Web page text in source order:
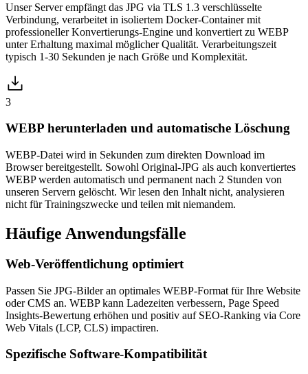
Unser Server empfängt das JPG via TLS 1.3 verschlüsselte
Verbindung, verarbeitet in isoliertem Docker-Container mit
professioneller Konvertierungs-Engine und konvertiert zu WEBP
unter Erhaltung maximal möglicher Qualität. Verarbeitungszeit
typisch 1-30 Sekunden je nach Größe und Komplexität.
3
WEBP herunterladen und automatische Löschung
WEBP-Datei wird in Sekunden zum direkten Download im
Browser bereitgestellt. Sowohl Original-JPG als auch konvertiertes
WEBP werden automatisch und permanent nach 2 Stunden von
unseren Servern gelöscht. Wir lesen den Inhalt nicht, analysieren
nicht für Trainingszwecke und teilen mit niemandem.
Häufige Anwendungsfälle
Web-Veröffentlichung optimiert
Passen Sie JPG-Bilder an optimales WEBP-Format für Ihre Website
oder CMS an. WEBP kann Ladezeiten verbessern, Page Speed
Insights-Bewertung erhöhen und positiv auf SEO-Ranking via Core
Web Vitals (LCP, CLS) impactiren.
Spezifische Software-Kompatibilität